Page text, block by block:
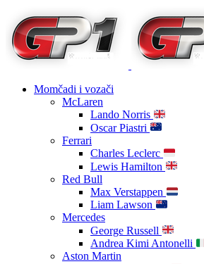
Momčadi i vozači
McLaren
Lando Norris
Oscar Piastri
Ferrari
Charles Leclerc
Lewis Hamilton
Red Bull
Max Verstappen
Liam Lawson
Mercedes
George Russell
Andrea Kimi Antonelli
Aston Martin